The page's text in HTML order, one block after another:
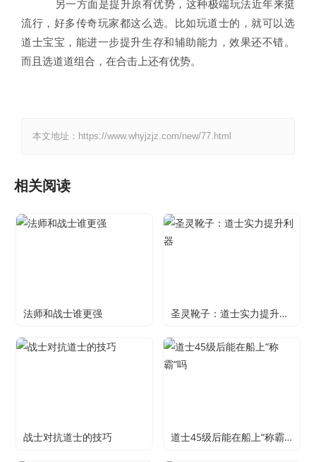
另一方面是提升原有优势，这种极端玩法近年来挺
流行，好多传奇玩家都这么选。比如玩道士的，就可以选
道士宝宝，能进一步提升生存和辅助能力，效果还不错。
而且选道道组合，在合击上还有优势。
本文地址：https://www.whyjzjz.com/new/77.html
相关阅读
法师和战士谁更强 圣灵靴子：道士实力提升利器
战士对抗道士的技巧 道士45级后能在船上“称霸”吗